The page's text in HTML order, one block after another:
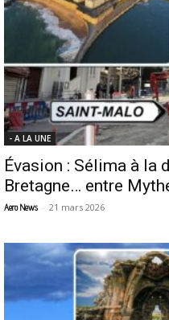
- A LA UNE
Évasion : Sélima à la
Bretagne… entre
Aero News - 21 mars 2026